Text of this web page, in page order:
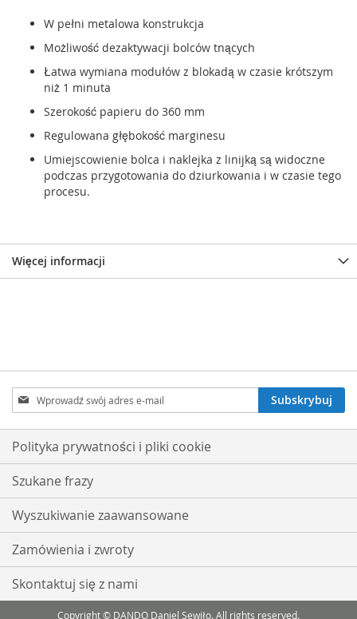
W pełni metalowa konstrukcja
Możliwość dezaktywacji bolców tnących
Łatwa wymiana modułów z blokadą w czasie krótszym
niż 1 minuta
Szerokość papieru do 360 mm
Regulowana głębokość marginesu
Umiejscowienie bolca i naklejka z linijką są widoczne
podczas przygotowania do dziurkowania i w czasie tego
procesu.
Więcej informacji
Subskrybuj
nasz
newsletter:
Subskrybuj
Polityka prywatności i pliki cookie
Szukane frazy
Wyszukiwanie zaawansowane
Zamówienia i zwroty
Skontaktuj się z nami
Copyright © DANDO Daniel Sewiło. All rights reserved.